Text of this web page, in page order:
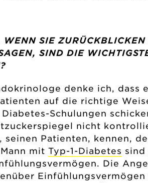
SIE
SIND DIE
denke ich, dass
auf die richtige
Schulungen
nicht
seinen Patienten, kennen,
mit Typ-1-Diabetes sind
Die